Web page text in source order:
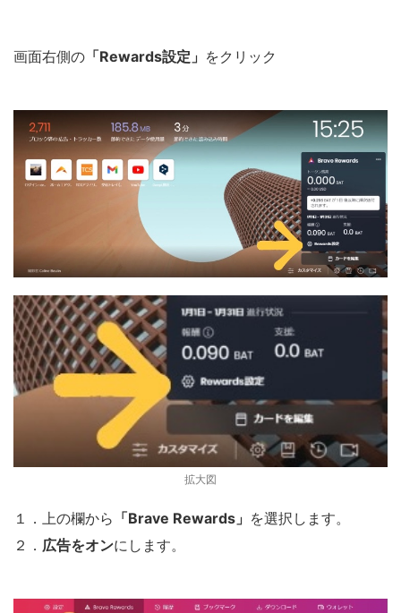
画面右側の 「Rewards設定」 をクリック
拡大図
１．上の欄から 「Brave Rewards」 を選択します。
２． 広告をオンにします。